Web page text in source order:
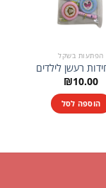
הפתעות בשקל
₪10.00
הוספה לסל